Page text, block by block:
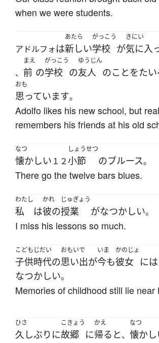
when we were students.
アドルフォは
あたら
新しい
がっこう
学校 が
きにい
気に入
、
まえ
前 の
がっこう
学校 の
ゆうじん
友人 のことをた
おも
思っています。
Adolfo likes his new school, but
remembers his friends at his old
なつ
懐かしい １２
しょうせつ
小節 のブルース。
There go the twelve bars blues.
わたし
私 は
かれ
彼の
じゅぎょう
授業 がなつかしい。
I miss his lessons so much.
こどもじだい
子供時代の
おもいで
思い出が
いま
今も
かのじょ
彼女 には
なつかしい。
Memories of childhood still lie near
ひさ
久しぶりに
こきょう
故郷 に
かえ
帰る と、
なつ
懐かし